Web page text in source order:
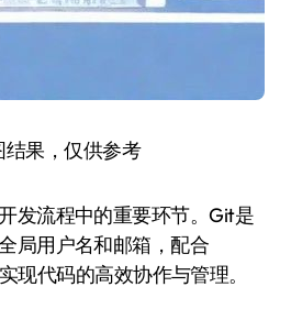
结果，仅供参考
发流程中的重要环节。Git是
局用户名和邮箱，配合
现代码的高效协作与管理。